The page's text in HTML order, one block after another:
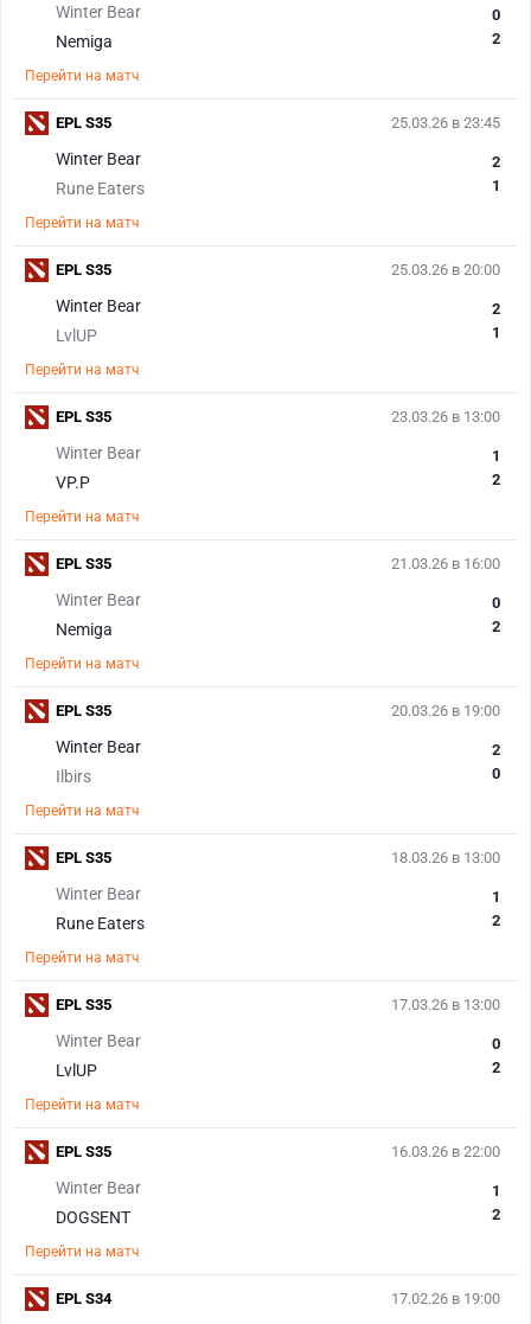
Winter Bear
Nemiga
0
2
Перейти на матч
25.03.26 в 23:45
Winter Bear
Rune Eaters
2
1
Перейти на матч
EPL S35
25.03.26 в 20:00
Winter Bear
LvlUP
2
1
Перейти на матч
EPL S35
23.03.26 в 13:00
Winter Bear
VP.P
1
2
Перейти на матч
EPL S35
21.03.26 в 16:00
Winter Bear
Nemiga
0
2
Перейти на матч
EPL S35
20.03.26 в 19:00
Winter Bear
Ilbirs
2
0
Перейти на матч
EPL S35
18.03.26 в 13:00
Winter Bear
Rune Eaters
1
2
Перейти на матч
EPL S35
17.03.26 в 13:00
Winter Bear
LvlUP
0
2
Перейти на матч
EPL S35
16.03.26 в 22:00
Winter Bear
DOGSENT
1
2
Перейти на матч
EPL S35
17.02.26 в 19:00
EPL S34